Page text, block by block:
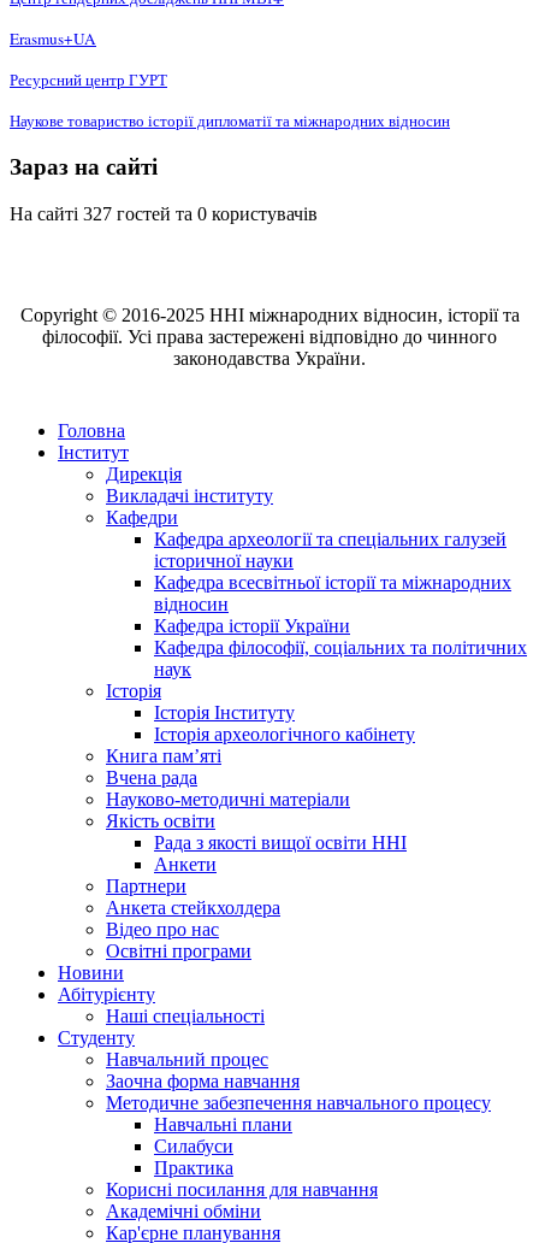
Erasmus+UA
Ресурсний центр ГУРТ
Наукове товариство історії дипломатії та міжнародних відносин
Зараз на сайті
На сайті 327 гостей та 0 користувачів
Copyright © 2016-2025 ННІ міжнародних відносин, історії та
філософії. Усі права застережені відповідно до чинного
законодавства України.
Головна
Інститут
Дирекція
Викладачі інституту
Кафедри
Кафедра археології та спеціальних галузей
історичної науки
Кафедра всесвітньої історії та міжнародних
відносин
Кафедра історії України
Кафедра філософії, соціальних та політичних
наук
Історія
Історія Інституту
Історія археологічного кабінету
Книга памʼяті
Вчена рада
Науково-методичні матеріали
Якість освіти
Рада з якості вищої освіти ННІ
Анкети
Партнери
Анкета стейкхолдера
Відео про нас
Освітні програми
Hовини
Абітурієнту
Наші спеціальності
Студенту
Навчальний процес
Заочна форма навчання
Методичне забезпечення навчального процесу
Навчальні плани
Силабуси
Практика
Корисні посилання для навчання
Академічні обміни
Кар'єрне планування